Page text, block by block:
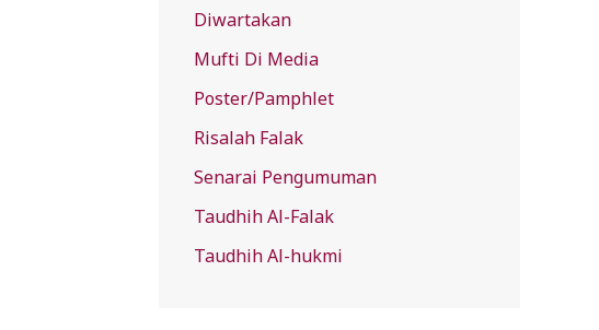
Diwartakan
Mufti Di Media
Poster/Pamphlet
Risalah Falak
Senarai Pengumuman
Taudhih Al-Falak
Taudhih Al-hukmi